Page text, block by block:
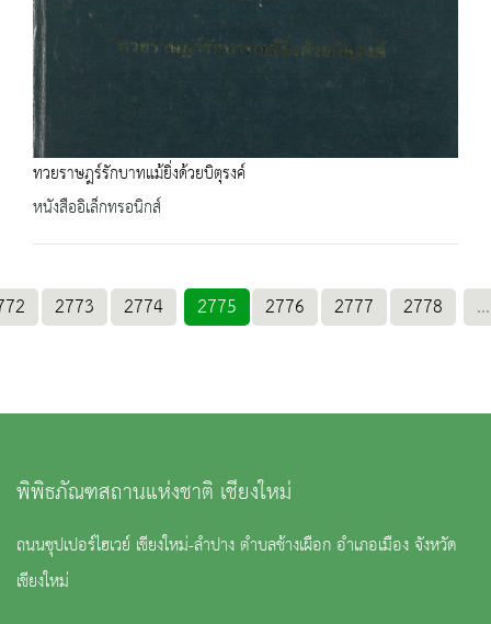
ทวยราษฎร์รักบาทแม้ยิ่งด้วยบิตุรงค์
หนังสืออิเล็กทรอนิกส์
2773 2774 2775 2776 2777 2778 ...
พิพิธภัณฑสถานแห่งชาติ เชียงใหม่
ถนนซุปเปอร์ไฮเวย์ เชียงใหม่-ลำปาง ตำบลช้างเผือก อำเภอเมือง จังหวัด
เชียงใหม่